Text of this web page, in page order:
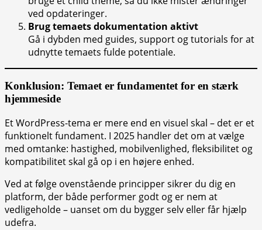
ved opdateringer.
Brug temaets dokumentation aktivt
Gå i dybden med guides, support og tutorials for at
udnytte temaets fulde potentiale.
Konklusion: Temaet er fundamentet for en stærk
hjemmeside
Et WordPress-tema er mere end en visuel skal – det er et
funktionelt fundament. I 2025 handler det om at vælge
med omtanke: hastighed, mobilvenlighed, fleksibilitet og
kompatibilitet skal gå op i en højere enhed.
Ved at følge ovenstående principper sikrer du dig en
platform, der både performer godt og er nem at
vedligeholde – uanset om du bygger selv eller får hjælp
udefra.